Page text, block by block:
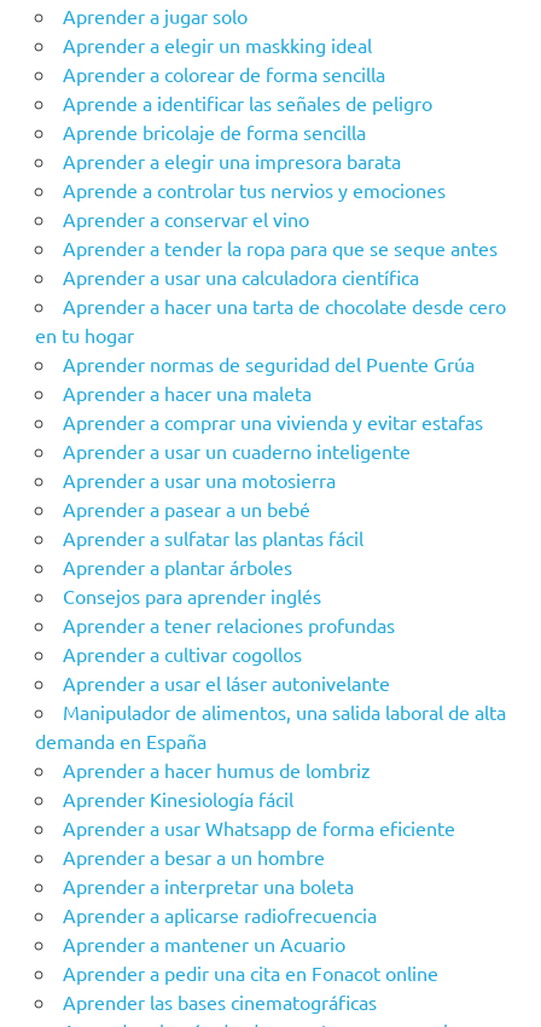
Aprender a jugar solo
Aprender a elegir un maskking ideal
Aprender a colorear de forma sencilla
Aprende a identificar las señales de peligro
Aprende bricolaje de forma sencilla
Aprender a elegir una impresora barata
Aprende a controlar tus nervios y emociones
Aprender a conservar el vino
Aprender a tender la ropa para que se seque antes
Aprender a usar una calculadora científica
Aprender a hacer una tarta de chocolate desde cero
en tu hogar
Aprender‌ ‌‌normas‌ ‌de‌ ‌seguridad‌ ‌del‌ ‌Puente‌ ‌Grúa‌ ‌
Aprender a hacer una maleta
Aprender a comprar una vivienda y evitar estafas
Aprender a usar un cuaderno inteligente
Aprender a usar una motosierra
Aprender a pasear a un bebé
Aprender a sulfatar las plantas fácil
Aprender a plantar árboles
Consejos para aprender inglés
Aprender a tener relaciones profundas
Aprender a cultivar cogollos
Aprender a usar el láser autonivelante
Manipulador de alimentos, una salida laboral de alta
demanda en España
Aprender a hacer humus de lombriz
Aprender Kinesiología fácil
Aprender a usar Whatsapp de forma eficiente
Aprender a besar a un hombre
Aprender a interpretar una boleta
Aprender a aplicarse radiofrecuencia
Aprender a mantener un Acuario
Aprender a pedir una cita en Fonacot online
Aprender las bases cinematográficas